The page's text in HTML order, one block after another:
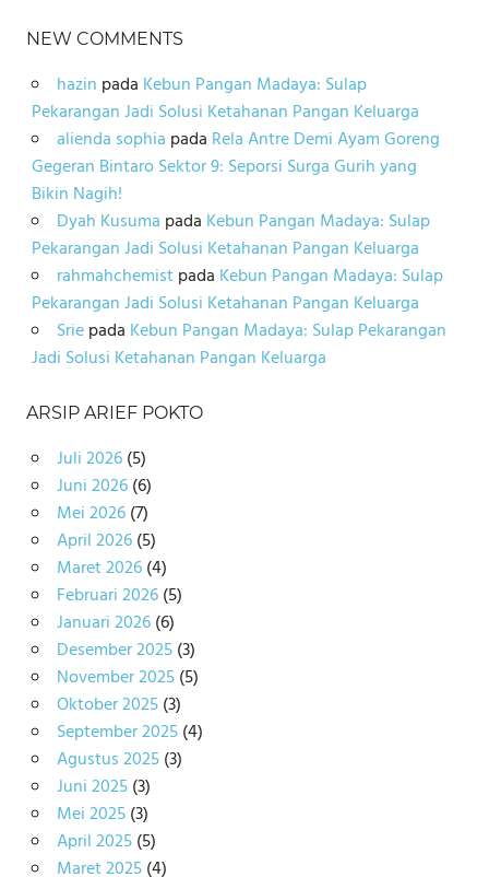
NEW COMMENTS
hazin pada Kebun Pangan Madaya: Sulap
Pekarangan Jadi Solusi Ketahanan Pangan Keluarga
alienda sophia pada Rela Antre Demi Ayam Goreng
Gegeran Bintaro Sektor 9: Seporsi Surga Gurih yang
Bikin Nagih!
Dyah Kusuma pada Kebun Pangan Madaya: Sulap
Pekarangan Jadi Solusi Ketahanan Pangan Keluarga
rahmahchemistpada Kebun Pangan Madaya: Sulap
Pekarangan Jadi Solusi Ketahanan Pangan Keluarga
Sriepada Kebun Pangan Madaya: Sulap Pekarangan
Jadi Solusi Ketahanan Pangan Keluarga
ARSIP ARIEF POKTO
Juli 2026(5)
Juni 2026(6)
Mei 2026(7)
April 2026(5)
Maret 2026(4)
Februari 2026(5)
Januari 2026(6)
Desember 2025(3)
November 2025(5)
Oktober 2025(3)
September 2025(4)
Agustus 2025(3)
Juni 2025(3)
Mei 2025(3)
April 2025(5)
Maret 2025(4)